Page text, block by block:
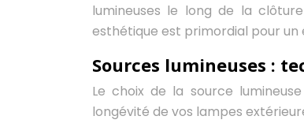
lumineuses le long de la
esthétique est primordial pour un
Sources lumineuses :
Le choix de la source
longévité de vos lampes